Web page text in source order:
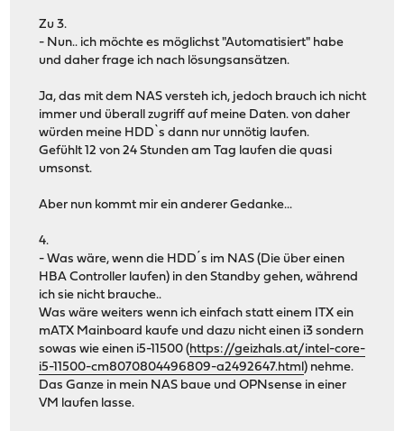
Zu 3.
- Nun.. ich möchte es möglichst "Automatisiert" habe
und daher frage ich nach lösungsansätzen.
Ja, das mit dem NAS versteh ich, jedoch brauch ich nicht
immer und überall zugriff auf meine Daten. von daher
würden meine HDD`s dann nur unnötig laufen.
Gefühlt 12 von 24 Stunden am Tag laufen die quasi
umsonst.
Aber nun kommt mir ein anderer Gedanke...
4.
- Was wäre, wenn die HDD´s im NAS (Die über einen
HBA Controller laufen) in den Standby gehen, während
ich sie nicht brauche..
Was wäre weiters wenn ich einfach statt einem ITX ein
mATX Mainboard kaufe und dazu nicht einen i3 sondern
sowas wie einen i5-11500 (https://geizhals.at/intel-core-
i5-11500-cm8070804496809-a2492647.html) nehme.
Das Ganze in mein NAS baue und OPNsense in einer
VM laufen lasse.